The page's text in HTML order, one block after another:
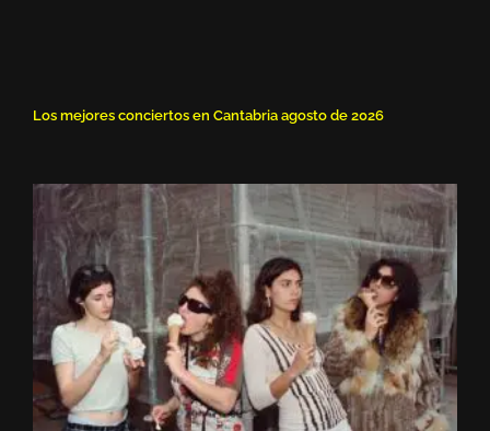
Los mejores conciertos en Cantabria agosto de 2026